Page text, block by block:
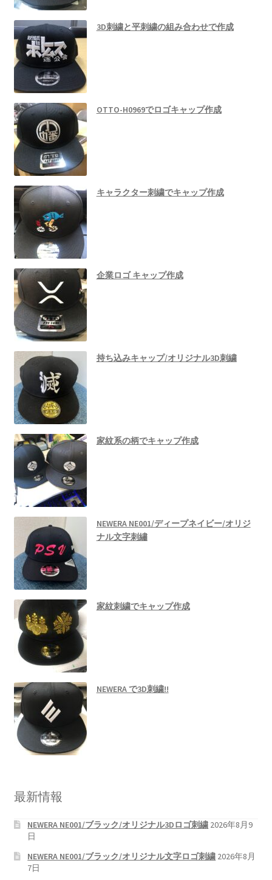
3D刺繍と平刺繍の組み合わせで作成
OTTO-H0969でロゴキャップ作成
キャラクター刺繍でキャップ作成
企業ロゴ キャップ作成
持ち込みキャップ/オリジナル3D刺繍
家紋系の柄でキャップ作成
NEWERA NE001/ディープネイビー/オリジ
ナル文字刺繡
家紋刺繍でキャップ作成
NEWERA で3D刺繍!!
最新情報
NEWERA NE001/ブラック/オリジナル3Dロゴ刺繍 2026年8月9
日
NEWERA NE001/ブラック/オリジナル文字ロゴ刺繍 2026年8月
7日